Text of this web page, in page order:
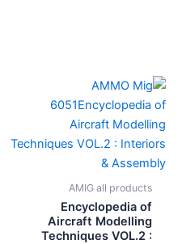
AMIG all products
Encyclopedia of
Aircraft Modelling
Techniques VOL.2 :